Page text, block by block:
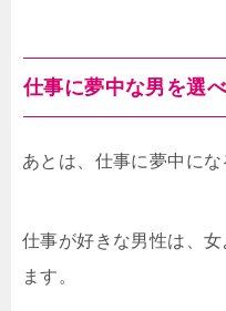
仕事に夢中な男を選べ
あとは、仕事に夢中にな
仕事が好きな男性は、
ます。